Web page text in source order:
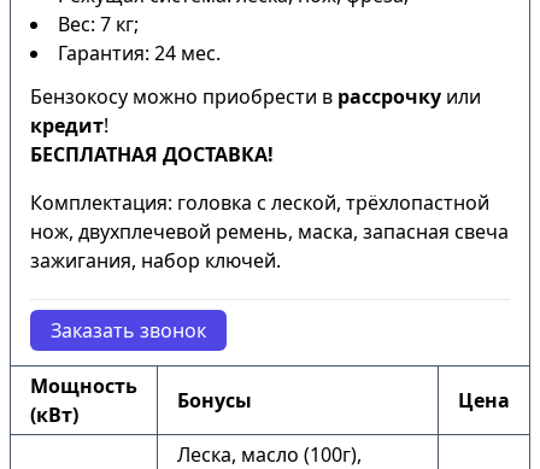
Вес: 7 кг;
Гарантия: 24 мес.
Бензокосу можно приобрести в рассрочку или
кредит!
БЕСПЛАТНАЯ ДОСТАВКА!
Комплектация: головка с леской, трёхлопастной
нож, двухплечевой ремень, маска, запасная свеча
зажигания, набор ключей.
Заказать звонок
Мощность
(кВт)
Бонусы Цена
Леска, масло (100г),